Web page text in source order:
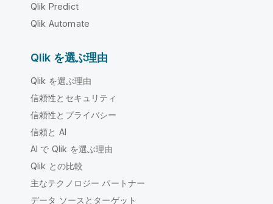
Qlik Predict
Qlik Automate
Qlik を選ぶ理由
Qlik を選ぶ理由
信頼性とセキュリティ
信頼性とプライバシー
信頼と AI
AI で Qlik を選ぶ理由
Qlik との比較
主なテクノロジー パートナー
データ ソースとターゲット